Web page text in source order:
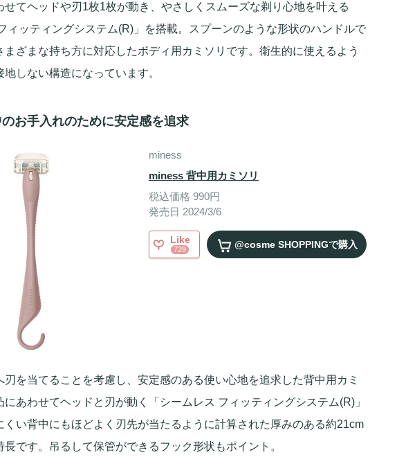
せてヘッドや刃1枚1枚が動き、やさしくスムーズな剃り心地を叶える
ィッティングシステム(R)」を搭載。スプーンのような形状のハンドルで
まざまな持ち方に対応したボディ用カミソリです。衛生的に使えるよう
しない構造になっています。
お手入れのために安定感を追求
miness
miness 背中用カミソリ
税込価格 990円
発売日 2024/3/6
Like
729 @cosme SHOPPINGで購入
刃を当てることを考慮し、安定感のある使い心地を追求した背中用カミ
にあわせてヘッドと刃が動く「シームレス フィッティングシステム(R)」
くい背中にもほどよく刃先が当たるように計算された厚みのある約21cm
です。吊るして保管ができるフック形状もポイント。